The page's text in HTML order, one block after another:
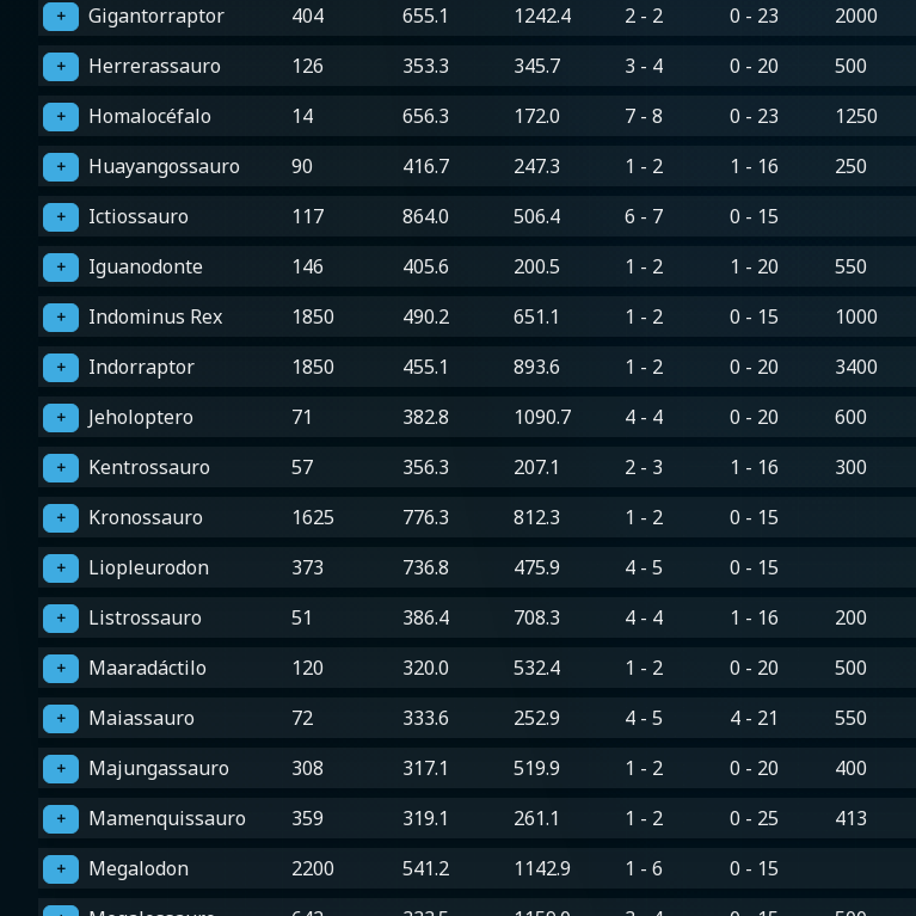
＋ Gigantorraptor 404 655.1 1242.4 2 - 2 0 - 23 2000
＋ Herrerassauro 126 353.3 345.7 3 - 4 0 - 20 500
＋ Homalocéfalo 14 656.3 172.0 7 - 8 0 - 23 1250
＋ Huayangossauro 90 416.7 247.3 1 - 2 1 - 16 250
＋ Ictiossauro 117 864.0 506.4 6 - 7 0 - 15
＋ Iguanodonte 146 405.6 200.5 1 - 2 1 - 20 550
＋ Indominus Rex 1850 490.2 651.1 1 - 2 0 - 15 1000
＋ Indorraptor 1850 455.1 893.6 1 - 2 0 - 20 3400
＋ Jeholoptero 71 382.8 1090.7 4 - 4 0 - 20 600
＋ Kentrossauro 57 356.3 207.1 2 - 3 1 - 16 300
＋ Kronossauro 1625 776.3 812.3 1 - 2 0 - 15
＋ Liopleurodon 373 736.8 475.9 4 - 5 0 - 15
＋ Listrossauro 51 386.4 708.3 4 - 4 1 - 16 200
＋ Maaradáctilo 120 320.0 532.4 1 - 2 0 - 20 500
＋ Maiassauro 72 333.6 252.9 4 - 5 4 - 21 550
＋ Majungassauro 308 317.1 519.9 1 - 2 0 - 20 400
＋ Mamenquissauro 359 319.1 261.1 1 - 2 0 - 25 413
＋ Megalodon 2200 541.2 1142.9 1 - 6 0 - 15